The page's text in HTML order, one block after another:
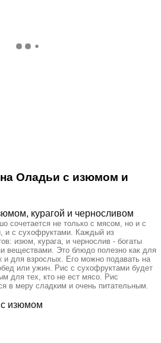
Оладьи с изюмом и
курагой и черносливом
сочетается не только с мясом, но и с
и с сухофруктами. Каждый из
изюм, курага, и чернослив - богаты
веществами. Это блюдо полезно как для
и для взрослых. Его можно подавать на
или ужин. Рис с сухофруктами будет
для тех, кто не ест мясо. Рис
в меру сладким и очень питательным.
изюмом